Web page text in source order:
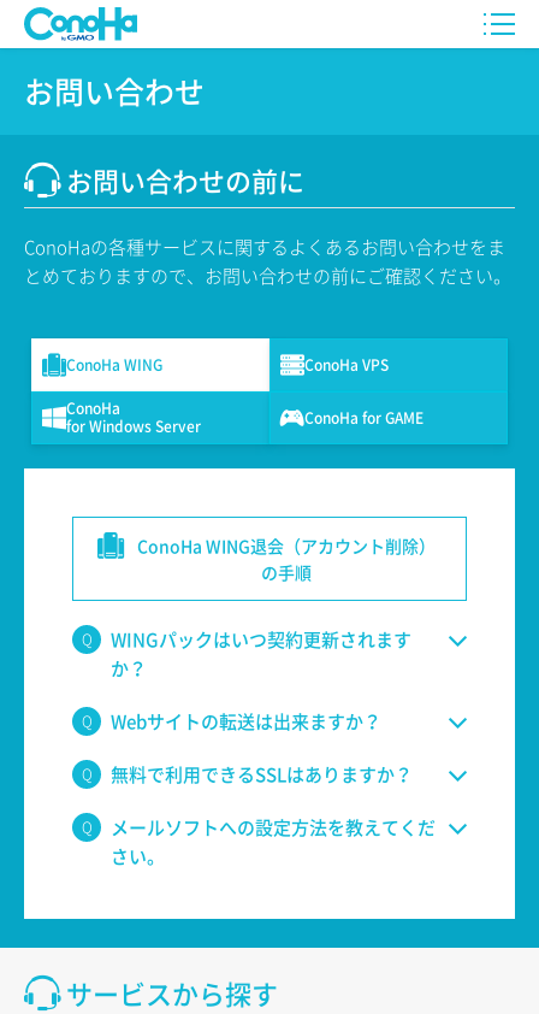
お問い合わせ
お問い合わせの前に
ConoHaの各種サービスに関するよくあるお問い合わせをま
とめておりますので、お問い合わせの前にご確認ください。
ConoHa WING ConoHa VPS
ConoHa
for Windows Server
ConoHa for GAME
ConoHa WING退会（アカウント削除）
の手順
WINGパックはいつ契約更新されます
か？
Webサイトの転送は出来ますか？
無料で利用できるSSLはありますか？
メールソフトへの設定方法を教えてくだ
さい。
サービスから探す